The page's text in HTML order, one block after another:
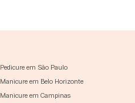
Pedicure em São Paulo
Manicure em Belo Horizonte
Manicure em Campinas